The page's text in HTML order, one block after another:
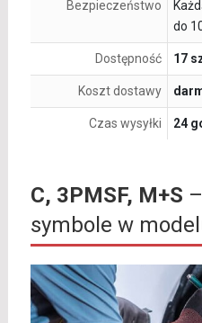
Bezpieczeństwo
do
Dostępność 17
Koszt dostawy
Czas wysyłki 24
C, 3PMSF, M+S
symbole w